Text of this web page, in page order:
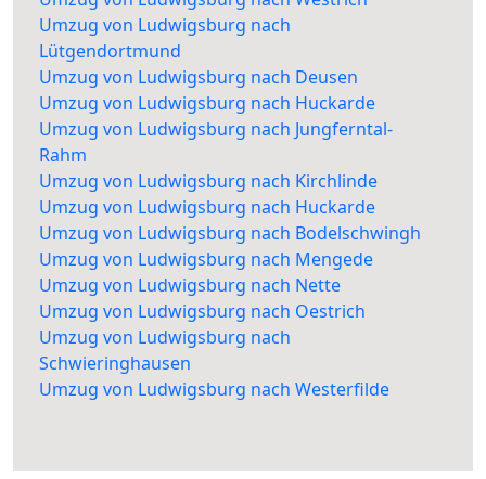
Umzug von Ludwigsburg nach
Lütgendortmund
Umzug von Ludwigsburg nach Deusen
Umzug von Ludwigsburg nach Huckarde
Umzug von Ludwigsburg nach Jungferntal-
Rahm
Umzug von Ludwigsburg nach Kirchlinde
Umzug von Ludwigsburg nach Huckarde
Umzug von Ludwigsburg nach Bodelschwingh
Umzug von Ludwigsburg nach Mengede
Umzug von Ludwigsburg nach Nette
Umzug von Ludwigsburg nach Oestrich
Umzug von Ludwigsburg nach
Schwieringhausen
Umzug von Ludwigsburg nach Westerfilde